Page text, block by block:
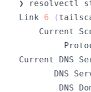
Link 6 (
Current DNS
DNS
DNS